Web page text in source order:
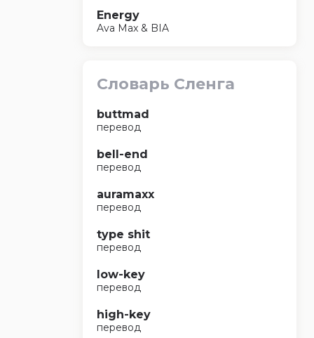
Energy
Ava Max & BIA
Словарь Сленга
buttmad
перевод
bell-end
перевод
auramaxx
перевод
type shit
перевод
low-key
перевод
high-key
перевод